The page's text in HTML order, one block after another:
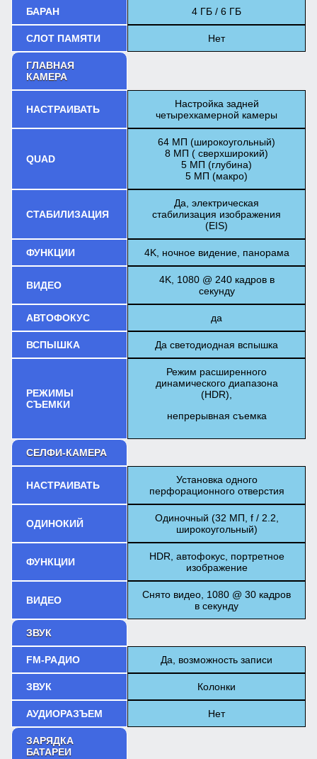
БАРАН 4 ГБ / 6 ГБ
СЛОТ ПАМЯТИ Нет
ГЛАВНАЯ
КАМЕРА
НАСТРАИВАТЬ
Настройка задней
четырехкамерной камеры
QUAD
64 МП (широкоугольный)
8 МП ( сверхширокий)
5 МП (глубина)
5 МП (макро)
СТАБИЛИЗАЦИЯ
Да, электрическая
стабилизация изображения
(EIS)
ФУНКЦИИ 4K, ночное видение, панорама
ВИДЕО
4K, 1080 @ 240 кадров в
секунду
АВТОФОКУС да
ВСПЫШКА Да светодиодная вспышка
РЕЖИМЫ
СЪЕМКИ
Режим расширенного
динамического диапазона
(HDR),
непрерывная съемка
СЕЛФИ-КАМЕРА
НАСТРАИВАТЬ
Установка одного
перфорационного отверстия
ОДИНОКИЙ
Одиночный (32 МП, f / 2.2,
широкоугольный)
ФУНКЦИИ
HDR, автофокус, портретное
изображение
ВИДЕО
Снято видео, 1080 @ 30 кадров
в секунду
ЗВУК
FM-РАДИО Да, возможность записи
ЗВУК Колонки
АУДИОРАЗЪЕМ Нет
ЗАРЯДКА
БАТАРЕИ